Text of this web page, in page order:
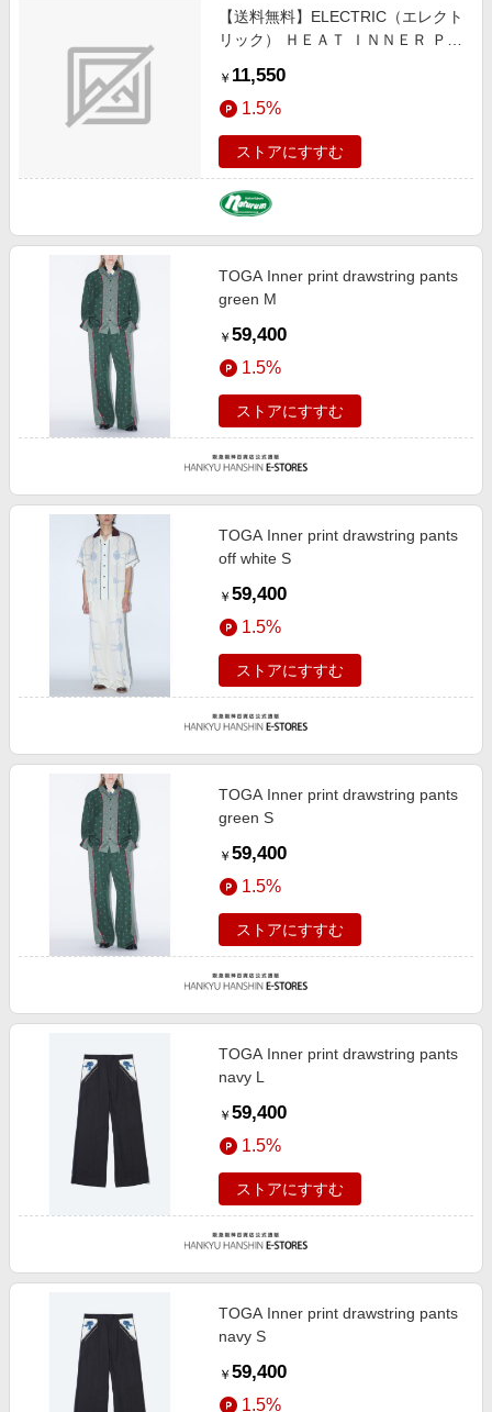
【送料無料】ELECTRIC（エレクト
リック） ＨＥＡＴ ＩＮＮＥＲ ＰＡ
￥ 11,550
1.5%
ストアにすすむ
TOGA Inner print drawstring pants
green M
￥ 59,400
1.5%
ストアにすすむ
TOGA Inner print drawstring pants
off white S
￥ 59,400
1.5%
ストアにすすむ
TOGA Inner print drawstring pants
green S
￥ 59,400
1.5%
ストアにすすむ
TOGA Inner print drawstring pants
navy L
￥ 59,400
1.5%
ストアにすすむ
TOGA Inner print drawstring pants
navy S
￥ 59,400
1.5%